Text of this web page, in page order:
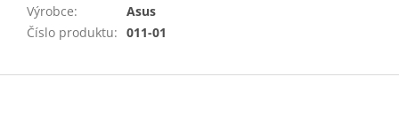
Výrobce:
Asus
Číslo produktu: 011-01